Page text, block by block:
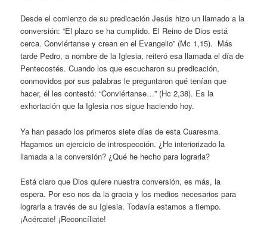
Desde el comienzo de su predicación Jesús hizo un llamado a la
conversión: “El plazo se ha cumplido. El Reino de Dios está
cerca. Conviértanse y crean en el Evangelio” (Mc 1,15). Más
tarde Pedro, a nombre de la Iglesia, reiteró esa llamada el día de
Pentecostés. Cuando los que escucharon su predicación,
conmovidos por sus palabras le preguntaron qué tenían que
hacer, él les contestó: “Conviértanse…” (Hc 2,38). Es la
exhortación que la Iglesia nos sigue haciendo hoy.
Ya han pasado los primeros siete días de esta Cuaresma.
Hagamos un ejercicio de introspección. ¿He interiorizado la
llamada a la conversión? ¿Qué he hecho para lograrla?
Está claro que Dios quiere nuestra conversión, es más, la
espera. Por eso nos da la gracia y los medios necesarios para
lograrla a través de su Iglesia. Todavía estamos a tiempo.
¡Acércate! ¡Reconcíliate!